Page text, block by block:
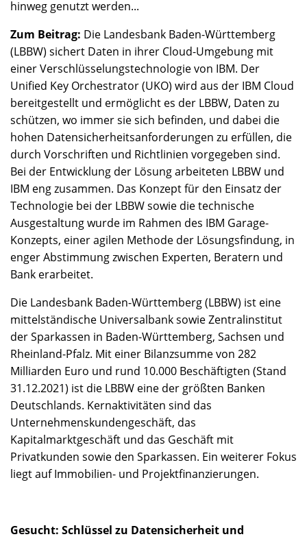
hinweg genutzt werden...
Zum Beitrag: Die Landesbank Baden-Württemberg
(LBBW) sichert Daten in ihrer Cloud-Umgebung mit
einer Verschlüsselungstechnologie von IBM. Der
Unified Key Orchestrator (UKO) wird aus der IBM Cloud
bereitgestellt und ermöglicht es der LBBW, Daten zu
schützen, wo immer sie sich befinden, und dabei die
hohen Datensicherheitsanforderungen zu erfüllen, die
durch Vorschriften und Richtlinien vorgegeben sind.
Bei der Entwicklung der Lösung arbeiteten LBBW und
IBM eng zusammen. Das Konzept für den Einsatz der
Technologie bei der LBBW sowie die technische
Ausgestaltung wurde im Rahmen des IBM Garage-
Konzepts, einer agilen Methode der Lösungsfindung, in
enger Abstimmung zwischen Experten, Beratern und
Bank erarbeitet.
Die Landesbank Baden-Württemberg (LBBW) ist eine
mittelständische Universalbank sowie Zentralinstitut
der Sparkassen in Baden-Württemberg, Sachsen und
Rheinland-Pfalz. Mit einer Bilanzsumme von 282
Milliarden Euro und rund 10.000 Beschäftigten (Stand
31.12.2021) ist die LBBW eine der größten Banken
Deutschlands. Kernaktivitäten sind das
Unternehmenskundengeschäft, das
Kapitalmarktgeschäft und das Geschäft mit
Privatkunden sowie den Sparkassen. Ein weiterer Fokus
liegt auf Immobilien- und Projektfinanzierungen.
Gesucht: Schlüssel zu Datensicherheit und